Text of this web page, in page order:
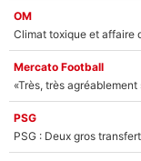
OM
Mercato Football
PSG